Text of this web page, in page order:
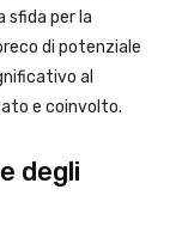
sfida per la
di potenziale
al
e coinvolto.
degli